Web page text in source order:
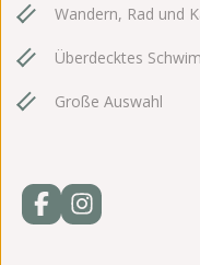
Wandern, Rad und
Überdecktes
Große Auswahl